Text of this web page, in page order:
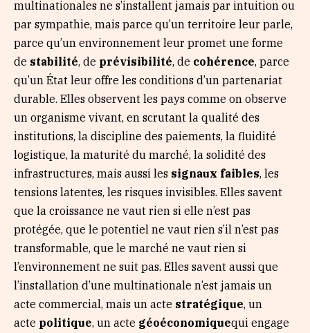
multinationales ne s’installent jamais par intuition ou
par sympathie, mais parce qu’un territoire leur parle,
parce qu’un environnement leur promet une forme
de stabilité, de prévisibilité, de cohérence, parce
qu’un État leur offre les conditions d’un partenariat
durable. Elles observent les pays comme on observe
un organisme vivant, en scrutant la qualité des
institutions, la discipline des paiements, la fluidité
logistique, la maturité du marché, la solidité des
infrastructures, mais aussi les signaux faibles, les
tensions latentes, les risques invisibles. Elles savent
que la croissance ne vaut rien si elle n’est pas
protégée, que le potentiel ne vaut rien s’il n’est pas
transformable, que le marché ne vaut rien si
l’environnement ne suit pas. Elles savent aussi que
l’installation d’une multinationale n’est jamais un
acte commercial, mais un acte stratégique, un
acte politique, un acte géoéconomiquequi engage